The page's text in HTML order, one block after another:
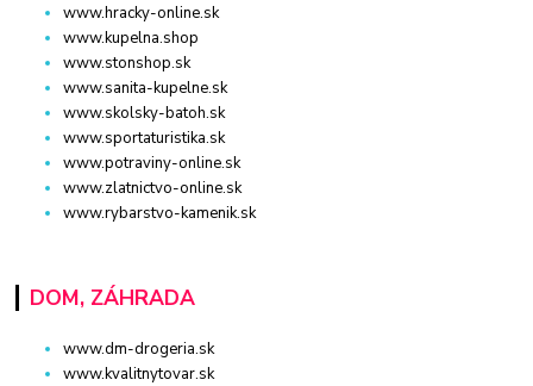
www.hracky-online.sk
www.kupelna.shop
www.stonshop.sk
www.sanita-kupelne.sk
www.skolsky-batoh.sk
www.sportaturistika.sk
www.potraviny-online.sk
www.zlatnictvo-online.sk
www.rybarstvo-kamenik.sk
DOM, ZÁHRADA
www.dm-drogeria.sk
www.kvalitnytovar.sk